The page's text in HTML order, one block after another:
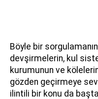
Böyle bir
devşirmelerin, kul
kurumunun ve
gözden geçirmeye
ilintili bir konu da